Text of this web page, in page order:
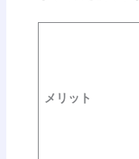
メリット